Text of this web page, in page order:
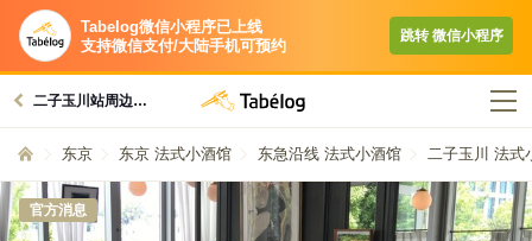
Tabelog微信小程序已上线
支持微信支付/大陆手机可预约
跳转​ 微信小程序​
二子玉川站周边的美食
东京 东京 法式小酒馆 东急沿线 法式小酒馆 二子玉川 法式
官方消息